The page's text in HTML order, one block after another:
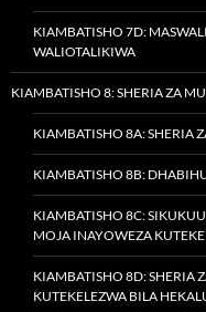
KIAMBATISHO 7D:
WALIOTALIKIWA
KIAMBATISHO 8: SHERIA ZA
KIAMBATISHO 8A: SHERIA
KIAMBATISHO 8B:
KIAMBATISHO 8C:
MOJA INAYOWEZA
KIAMBATISHO 8D: SHERIA
KUTEKELEZWA BILA